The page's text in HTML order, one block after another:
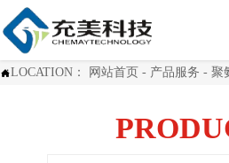
LOCATION： 网站首页 - 产品服务 - 聚